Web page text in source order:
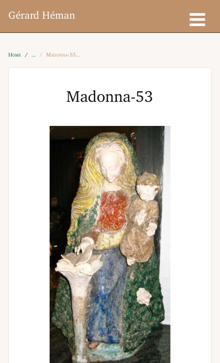
Gérard Héman
Home Madonna-53
Madonna-53